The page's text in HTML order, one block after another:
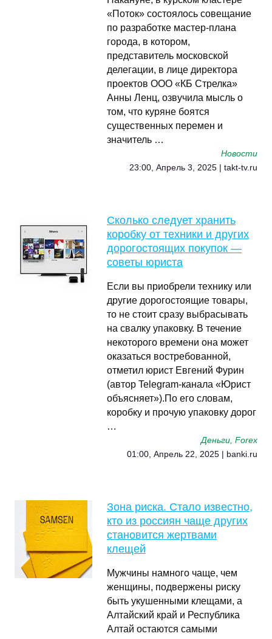
«Поток» состоялось совещание
по разработке мастер-плана
города, в котором,
представитель московской
делегации, в лице директора
проектов ООО «КБ Стрелка»
Анны Ленц, озвучила мысль о
том, что куряне боятся
существенных перемен и
значитель …
Новости
23:00, Апрель 3, 2025 | takt-tv.ru
Сколько следует хранить
коробку от техники и других
дорогостоящих покупок —
советы юриста
Если вы приобрели технику или
другие дорогостоящие товары,
то не стоит сразу выбрасывать
на свалку упаковку. В течение
некоторого времени она может
оказаться востребованной,
отметил юрист Евгений Фурин
(автор Telegram-канала «Юрист
объясняет»).По его словам,
коробку и прочую упаковку дорог
…
Деньги, Forex
01:00, Апрель 22, 2025 | banki.ru
Зона риска. Стало известно,
кто из россиян чаще других
становится жертвами
клещей
Мужчины намного чаще, чем
женщины, подвержены риску
быть укушенными клещами, а
Алтайский край и Республика
Алтай остаются самыми